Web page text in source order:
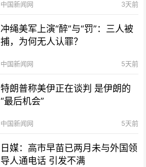
中国新闻网 3天前
冲绳美军上演“醉”与“罚”：三人被
捕，为何无人认罪？
中国新闻网 5天前
特朗普称美伊正在谈判 是伊朗的
“最后机会”
中国新闻网 5天前
日媒：高市早苗已两月未与外国领
导人通电话 引发不满